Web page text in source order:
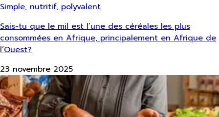
Simple, nutritif, polyvalent
Sais-tu que le mil est l’une des céréales les plus
consommées en Afrique, principalement en Afrique de
l’Ouest?
23 novembre 2025